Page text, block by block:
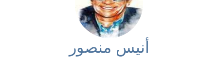
أنيس منصور